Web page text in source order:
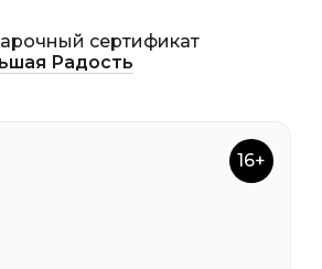
сертификат
Радость
16+